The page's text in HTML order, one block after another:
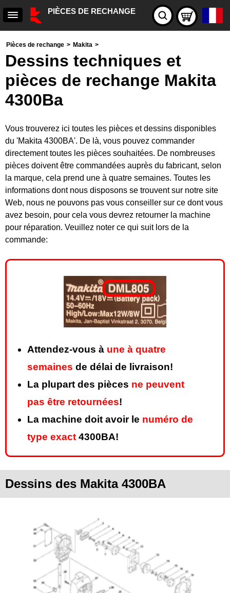
PIÈCES DE RECHANGE
Pièces de rechange > Makita >
Dessins techniques et
pièces de rechange Makita
4300Ba
Vous trouverez ici toutes les pièces et dessins disponibles
du 'Makita 4300BA'. De là, vous pouvez commander
directement toutes les pièces souhaitées. De nombreuses
pièces doivent être commandées auprès du fabricant, selon
la marque, cela prend une à quatre semaines. Toutes les
informations dont nous disposons se trouvent sur notre site
Web, nous ne pouvons pas vous conseiller sur ce dont vous
avez besoin, pour cela vous devrez retourner la machine
pour réparation. Veuillez noter ce qui suit lors de la
commande:
Attendez-vous à une à quatre
semaines de délai de livraison!
La plupart des pièces ne peuvent
pas être retournées!
La machine doit avoir le numéro de
type exact 4300BA!
Dessins des Makita 4300BA